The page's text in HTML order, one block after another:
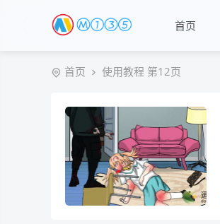
首页
首页 使用教程 第12页